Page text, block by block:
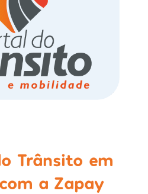
Trânsito em
a Zapay